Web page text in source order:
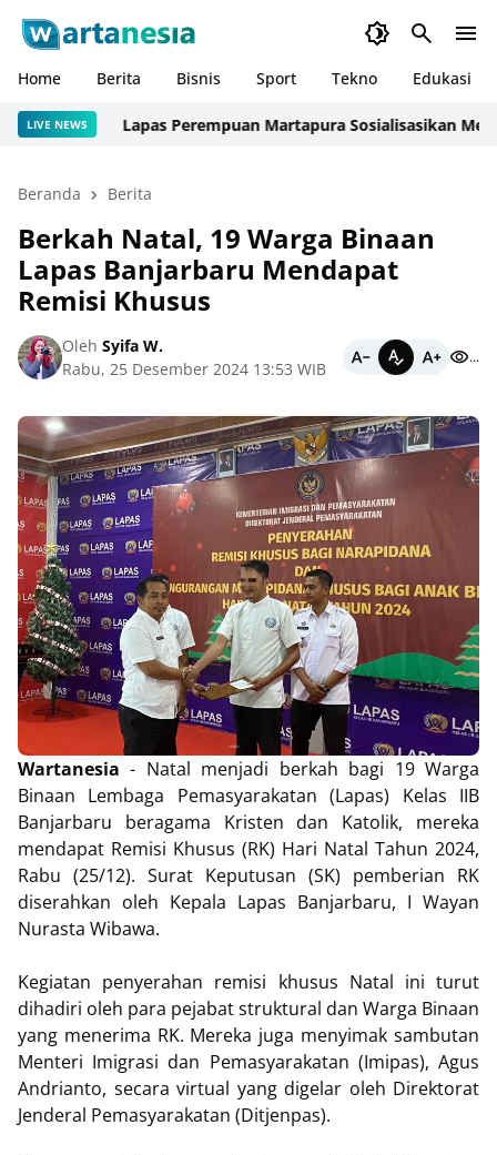
Home Berita Bisnis Sport Tekno Edukasi
LIVE NEWSLapas Perempuan Martapura Sosialisasikan
Beranda Berita
Berkah Natal, 19 Warga Binaan
Lapas Banjarbaru Mendapat
Remisi Khusus
Oleh Syifa W.
Rabu, 25 Desember 2024 13:53 WIB
...
Wartanesia- Natal menjadi berkah bagi 19 Warga
Binaan Lembaga Pemasyarakatan (Lapas) Kelas IIB
Banjarbaru beragama Kristen dan Katolik, mereka
mendapat Remisi Khusus (RK) Hari Natal Tahun 2024,
Rabu (25/12). Surat Keputusan (SK) pemberian RK
diserahkan oleh Kepala Lapas Banjarbaru, I Wayan
Nurasta Wibawa.
Kegiatan penyerahan remisi khusus Natal ini turut
dihadiri oleh para pejabat struktural dan Warga Binaan
yang menerima RK. Mereka juga menyimak sambutan
Menteri Imigrasi dan Pemasyarakatan (Imipas), Agus
Andrianto, secara virtual yang digelar oleh Direktorat
Jenderal Pemasyarakatan (Ditjenpas).